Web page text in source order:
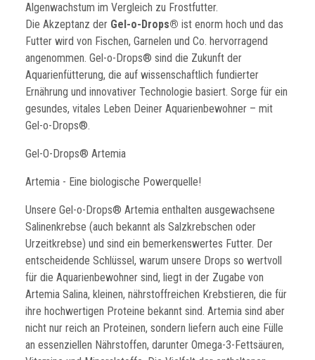
Algenwachstum im Vergleich zu Frostfutter.
Die Akzeptanz der Gel-o-Drops® ist enorm hoch und das
Futter wird von Fischen, Garnelen und Co. hervorragend
angenommen. Gel-o-Drops® sind die Zukunft der
Aquarienfütterung, die auf wissenschaftlich fundierter
Ernährung und innovativer Technologie basiert. Sorge für ein
gesundes, vitales Leben Deiner Aquarienbewohner – mit
Gel-o-Drops®.
Gel-O-Drops® Artemia
Artemia - Eine biologische Powerquelle!
Unsere Gel-o-Drops® Artemia enthalten ausgewachsene
Salinenkrebse (auch bekannt als Salzkrebschen oder
Urzeitkrebse) und sind ein bemerkenswertes Futter. Der
entscheidende Schlüssel, warum unsere Drops so wertvoll
für die Aquarienbewohner sind, liegt in der Zugabe von
Artemia Salina, kleinen, nährstoffreichen Krebstieren, die für
ihre hochwertigen Proteine bekannt sind. Artemia sind aber
nicht nur reich an Proteinen, sondern liefern auch eine Fülle
an essenziellen Nährstoffen, darunter Omega-3-Fettsäuren,